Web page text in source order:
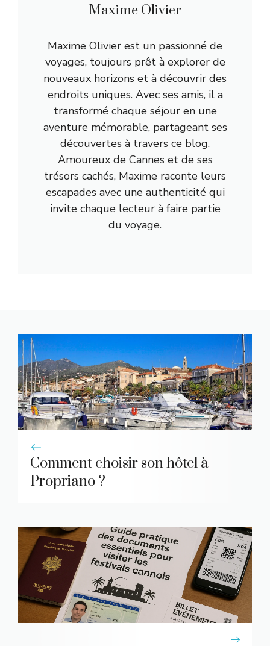
Maxime Olivier
Maxime Olivier est un passionné de
voyages, toujours prêt à explorer de
nouveaux horizons et à découvrir des
endroits uniques. Avec ses amis, il a
transformé chaque séjour en une
aventure mémorable, partageant ses
découvertes à travers ce blog.
Amoureux de Cannes et de ses
trésors cachés, Maxime raconte leurs
escapades avec une authenticité qui
invite chaque lecteur à faire partie
du voyage.
Comment choisir son hôtel à
Propriano ?